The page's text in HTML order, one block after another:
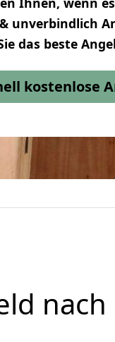
unverbindlich
das beste
kostenlose
nach